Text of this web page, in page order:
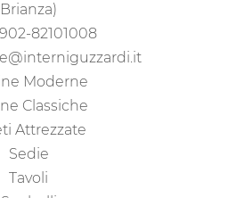
Brianza)
82101008
Moderne
Classiche
Attrezzate
Sedie
Tavoli